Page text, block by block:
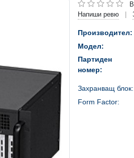
Напиши ревю
Производител:
Модел:
Партиден
номер:
Захранващ блок:
Form Factor: